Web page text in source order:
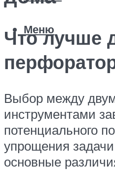
Меню
Что лучше
Выбор между
инструментами
потенциального
упрощения
основные